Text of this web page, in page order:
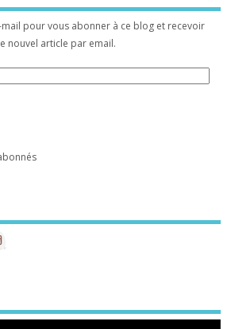
mail pour vous abonner à ce blog et recevoir
nouvel article par email.